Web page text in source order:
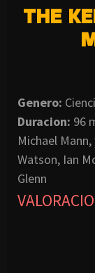
THE
Genero:
Duracion: 96
Michael
Watson, Ian
Glenn